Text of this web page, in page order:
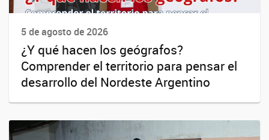
5 de agosto de 2026
¿Y qué hacen los geógrafos?
Comprender el territorio para pensar el
desarrollo del Nordeste Argentino